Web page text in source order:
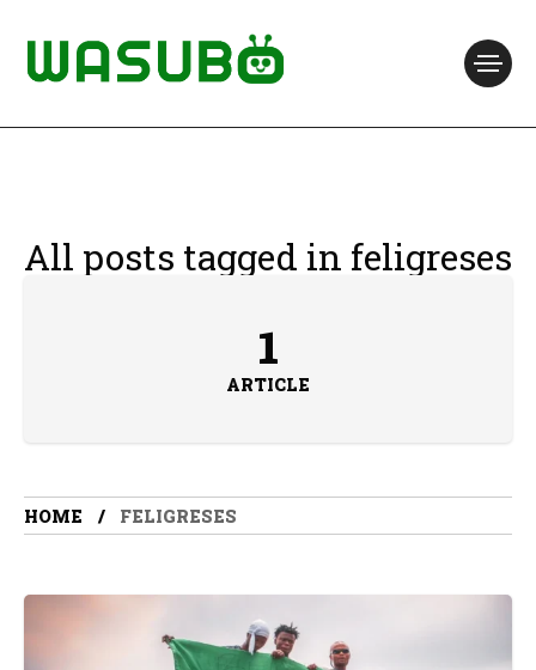
All posts tagged in feligreses
1
ARTICLE
HOME FELIGRESES